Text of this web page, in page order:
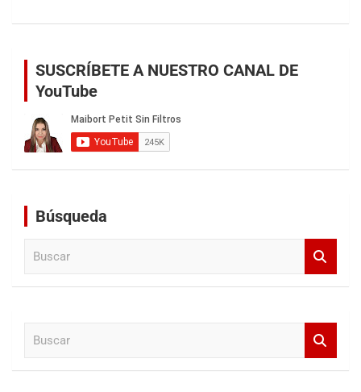
SUSCRÍBETE A NUESTRO CANAL DE
YouTube
Búsqueda